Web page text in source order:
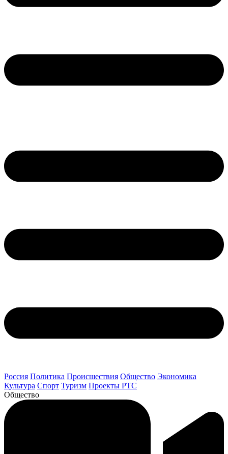
Россия Политика Происшествия Общество Экономика
Культура Спорт Туризм Проекты РТС
Общество